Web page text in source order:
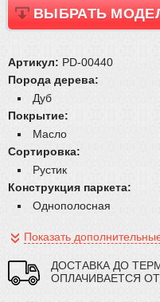
Плинтус
Паркетная химия
Инструмент и
ВЫБРАТЬ
Артикул: PD-00440
Порода дерева:
Дуб
Покрытие:
Масло
Сортировка:
Рустик
Конструкция паркета:
Однополосная
Показать
ДОСТАВКА ДО
ОПЛАЧИВАЕТСЯ